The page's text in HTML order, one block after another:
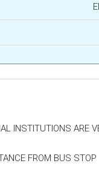
INSTITUTIONS ARE
FROM BUS STOP